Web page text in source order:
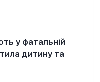
у фатальній
дитину та